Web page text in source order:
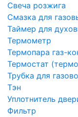
Свеча розжига
Смазка для
Таймер для
Термометр
Термопара газ-
Термостат
Трубка для
Тэн
Уплотнитель
Фильтр